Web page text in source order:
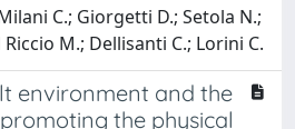
C.; Giorgetti D.; Setola N.;
M.; Dellisanti C.; Lorini C.
environment and the
the physical